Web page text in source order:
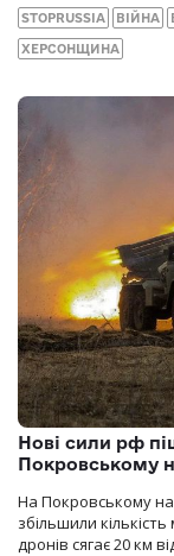
STOPRUSSIA ВІЙНА
ХЕРСОНЩИНА
Нові сили рф
Покровському
На Покровському
збільшили
дронів сягає 20 км